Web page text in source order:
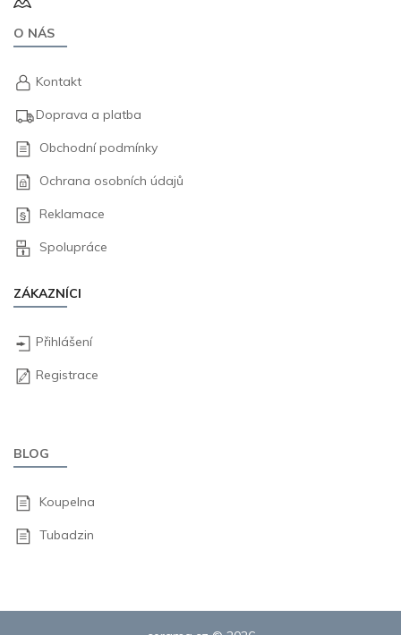
O NÁS
Kontakt
Doprava a platba
Obchodní podmínky
Ochrana osobních údajů
Reklamace
Spolupráce
ZÁKAZNÍCI
Přihlášení
Registrace
BLOG
Koupelna
Tubadzin